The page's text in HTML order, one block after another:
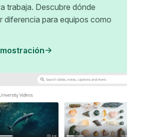
trabaja. Descubre dónde
diferencia para equipos como